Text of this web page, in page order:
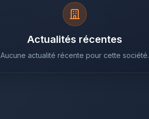
Actualités récentes
Aucune actualité récente pour cette société.